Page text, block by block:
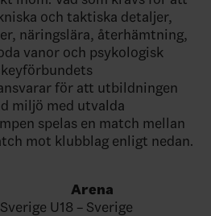
och taktiska detaljer,
näringslära, återhämtning,
vanor och psykologisk
för att utbildningen
miljö med utvalda
spelas en match mellan
mot klubblag enligt nedan.
U18 – Sverige